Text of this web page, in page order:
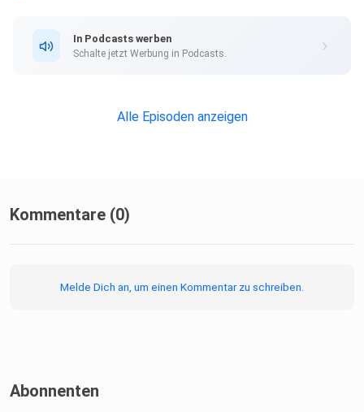
In Podcasts werben
Schalte jetzt Werbung in Podcasts.
Alle Episoden anzeigen
Kommentare (0)
Melde Dich an, um einen Kommentar zu schreiben.
Abonnenten